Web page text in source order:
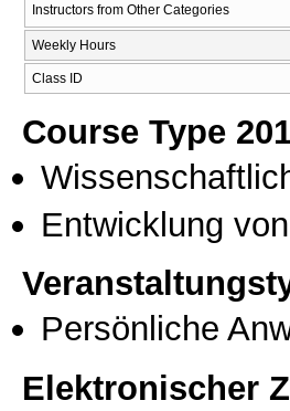
Instructors from Other Categories
Weekly Hours
Class ID
Course Type
Entwicklung
Persönliche
Elektronischer